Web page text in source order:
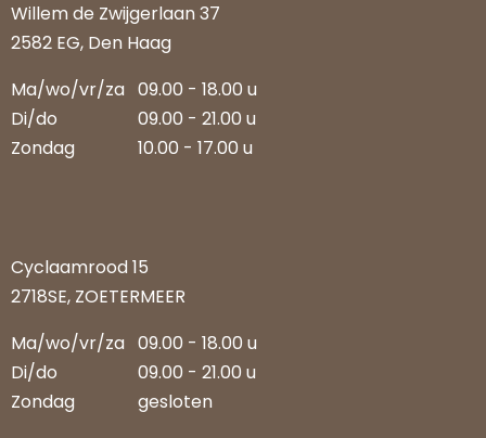
Willem de Zwijgerlaan 37
2582 EG, Den Haag
Ma/wo/vr/za 09.00 - 18.00 u
Di/do
09.00 - 21.00 u
Zondag
10.00 - 17.00 u
Cyclaamrood 15
2718SE, ZOETERMEER
Ma/wo/vr/za 09.00 - 18.00 u
Di/do
09.00 - 21.00 u
Zondag
gesloten